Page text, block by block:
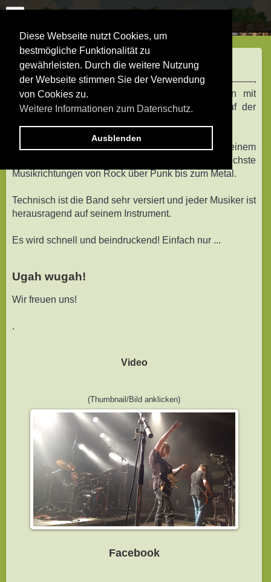
Diese Webseite nutzt Cookies, um
bestmögliche Funktionalität zu
gewährleisten. Durch die weitere Nutzung
der Webseite stimmen Sie der Verwendung
von Cookies zu.
Weitere Informationen zum Datenschutz.
Ausblenden
UHGAH WUGAH
Uhgah Wugah
spielen Dank einer Kooperation mit
Kunst & Cultuur Drenthe im Abendprogramm auf der
Sie mischen den Sound der 90er Jahre zu einem
eigenen Stil und nutzen dabei unterschiedlichste
Musikrichtungen von Rock über Punk bis zum Metal.
Technisch ist die Band sehr versiert und jeder Musiker ist
herausragend auf seinem Instrument.
Es wird schnell und beindruckend! Einfach nur ...
Ugah wugah!
Wir freuen uns!
.
Video
(Thumbnail/Bild anklicken)
Facebook